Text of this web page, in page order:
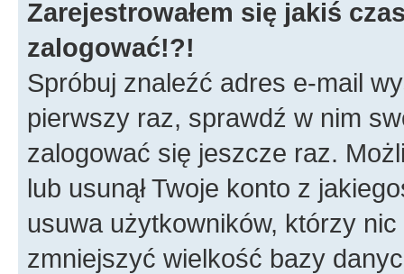
Zarejestrowałem się jakiś
zalogować!?!
Spróbuj znaleźć adres e-mail
pierwszy raz, sprawdź w nim
zalogować się jeszcze raz.
lub usunął Twoje konto z
usuwa użytkowników, którzy
zmniejszyć wielkość bazy